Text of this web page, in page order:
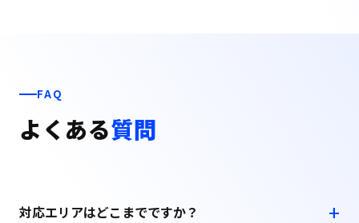
FAQ
よくある質問
対応エリアはどこまでですか？